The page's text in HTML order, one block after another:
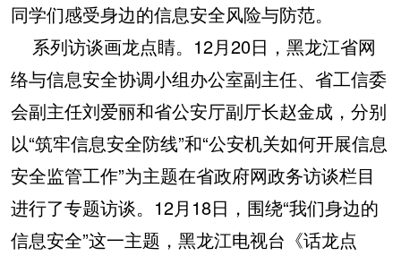
同学们感受身边的信息安全风险与防范。
系列访谈画龙点睛。12月20日，黑龙江省网
络与信息安全协调小组办公室副主任、省工信委
会副主任刘爱丽和省公安厅副厅长赵金成，分别
以“筑牢信息安全防线”和“公安机关如何开展信息
安全监管工作”为主题在省政府网政务访谈栏目
进行了专题访谈。12月18日，围绕“我们身边的
信息安全”这一主题，黑龙江电视台《话龙点